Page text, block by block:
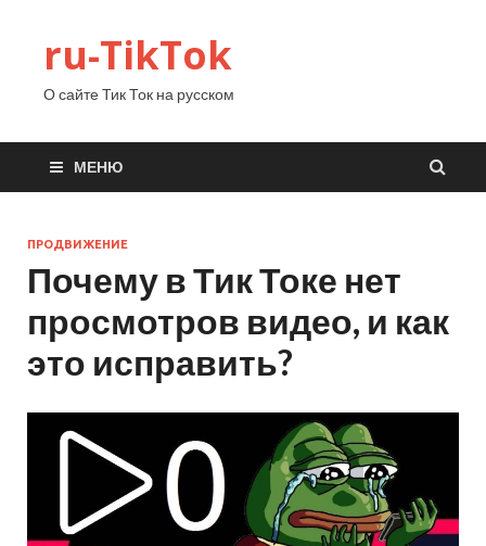
ru-TikTok
О сайте Тик Ток на русском
МЕНЮ
ПРОДВИЖЕНИЕ
Почему в Тик Токе нет
просмотров видео, и как
это исправить?